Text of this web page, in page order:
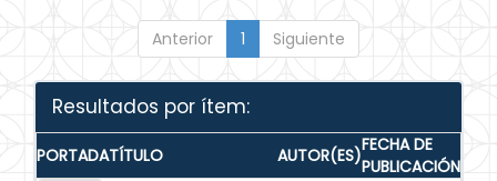
Anterior 1 Siguiente
Resultados por ítem:
PORTADATÍTULO AUTOR(ES)FECHA DE
PUBLICACIÓN